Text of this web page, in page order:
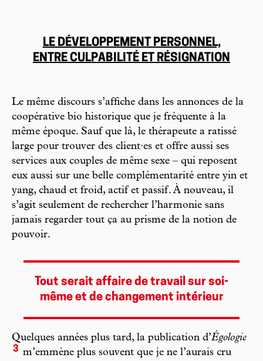
LE DÉVELOPPEMENT PERSONNEL,
ENTRE CULPABILITÉ ET RÉSIGNATION
Le même discours s’affiche dans les annonces de la
coopérative bio historique que je fréquente à la
même époque. Sauf que là, le thérapeute a ratissé
large pour trouver des client·es et offre aussi ses
services aux couples de même sexe – qui reposent
eux aussi sur une belle complémentarité entre yin et
yang, chaud et froid, actif et passif. À nouveau, il
s’agit seulement de rechercher l’harmonie sans
jamais regarder tout ça au prisme de la notion de
pouvoir.
Tout serait affaire de travail sur soi-
même et de changement intérieur
Quelques années plus tard, la publication d’Égologie
3 m’emmène plus souvent que je ne l’aurais cru